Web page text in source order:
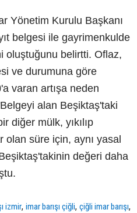
Yönetim Kurulu Başkanı
belgesi ile gayrimenkulde
oluştuğunu belirtti. Oflaz,
ve durumuna göre
varan artışa neden
alan Beşiktaş'taki
diğer mülk, yıkılıp
olan süre için, aynı yasal
değeri daha
izmir,imar barışı çiğli,çiğli imar barışı,